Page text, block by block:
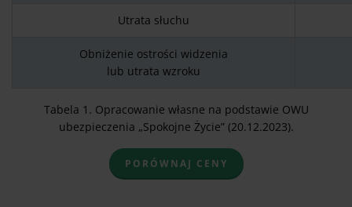
Utrata słuchu
Obniżenie ostrości widzenia
lub utrata wzroku
Tabela 1. Opracowanie własne na podstawie OWU
ubezpieczenia „Spokojne Życie” (20.12.2023).
PORÓWNAJ CENY